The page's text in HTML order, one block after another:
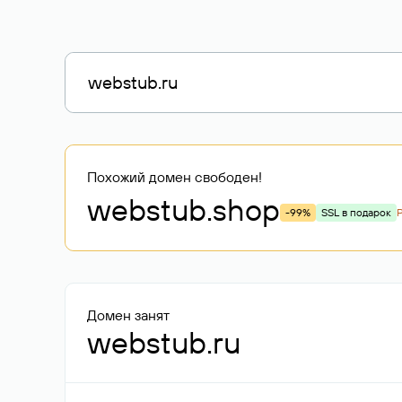
Похожий домен свободен!
webstub.shop -99% SSL в подарок
Домен занят
webstub.ru